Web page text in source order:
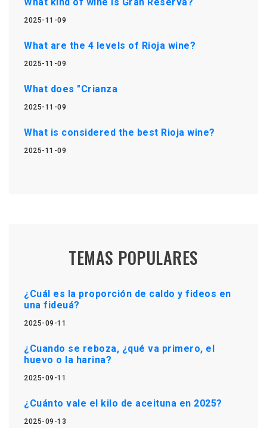
2025-11-09
What are the 4 levels of Rioja wine?
2025-11-09
What does "Crianza
2025-11-09
What is considered the best Rioja wine?
2025-11-09
TEMAS POPULARES
¿Cuál es la proporción de caldo y fideos en
una fideuá?
2025-09-11
¿Cuando se reboza, ¿qué va primero, el
huevo o la harina?
2025-09-11
¿Cuánto vale el kilo de aceituna en 2025?
2025-09-13